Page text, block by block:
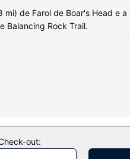
de Farol de Boar's Head e
Balancing Rock Trail.
de canais digitais. As casas
out: